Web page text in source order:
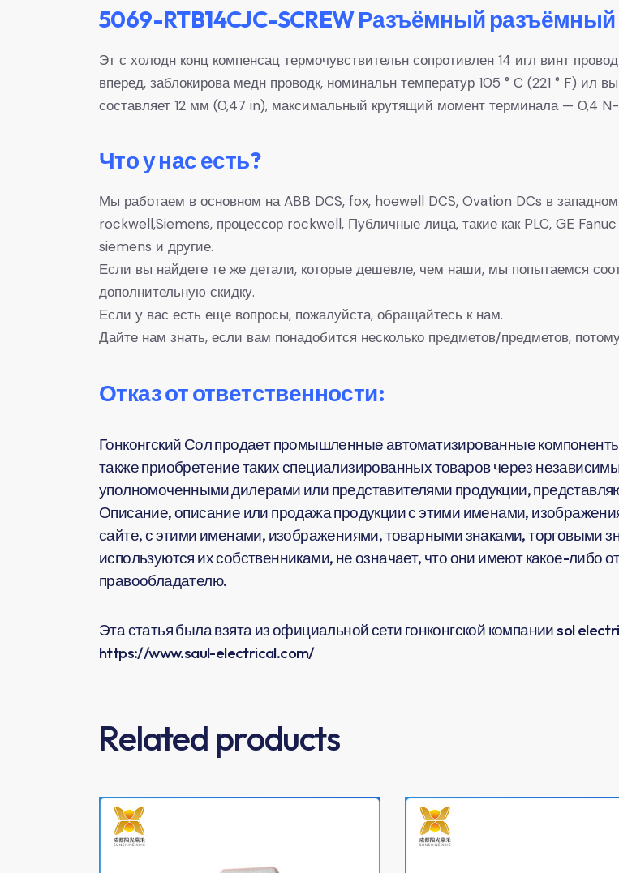
5069-RTB14CJC-SCREW Разъёмный разъёмный
Эт с холодн конц компенсац термочувствительн сопротивлен 14 игл винт
вперед, заблокирова медн проводк, номинальн температур 105 ° C (221 ° F)
составляет 12 мм (0,47 in), максимальный крутящий момент терминала — 0,4
Что у нас есть?
Мы работаем в основном на ABB DCS, fox, hoewell DCS, Ovation DCs в
rockwell,Siemens, процессор rockwell, Публичные лица, такие как PLC, GE
siemens и другие.
Если вы найдете те же детали, которые дешевле, чем наши, мы попытаемся
дополнительную скидку.
Если у вас есть еще вопросы, пожалуйста, обращайтесь к нам.
Дайте нам знать, если вам понадобится несколько предметов/предметов,
Отказ от ответственности:
Гонконгский Сол продает промышленные автоматизированные
также приобретение таких специализированных товаров через
уполномоченными дилерами или представителями продукции,
Описание, описание или продажа продукции с этими именами,
сайте, с этими именами, изображениями, товарными знаками, торговыми
используются их собственниками, не означает, что они имеют какое-
правообладателю.
Эта статья была взята из официальной сети гонконгской компании sol
https://www.saul-electrical.com/
Related products